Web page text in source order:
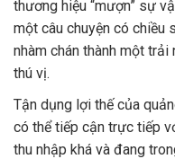
thương hiệu “mượn” sự
một câu chuyện có chiều
nhàm chán thành một
thú vị.
Tận dụng lợi thế của
có thể tiếp cận trực tiếp
thu nhập khá và đang